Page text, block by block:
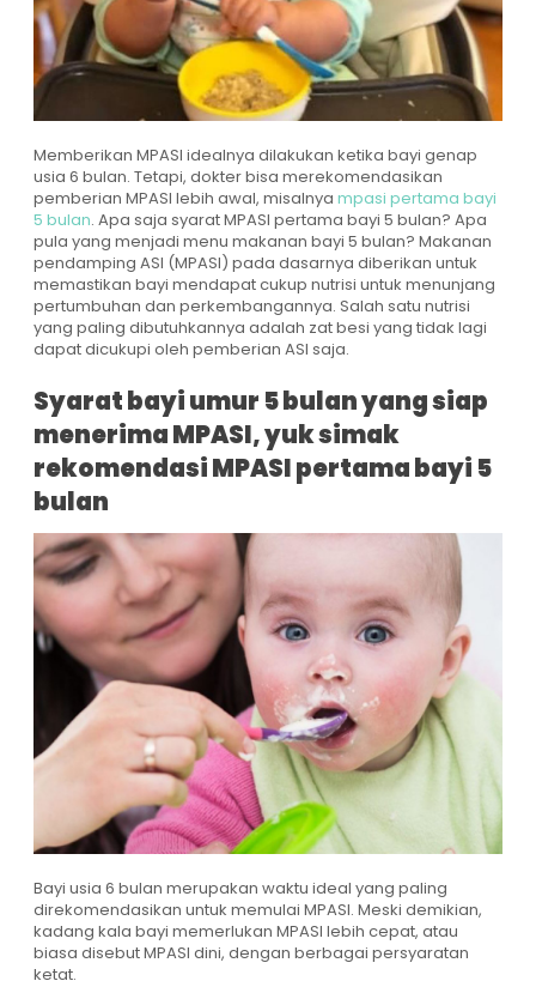
Memberikan MPASI idealnya dilakukan ketika bayi genap
usia 6 bulan. Tetapi, dokter bisa merekomendasikan
pemberian MPASI lebih awal, misalnya mpasi pertama bayi
5 bulan. Apa saja syarat MPASI pertama bayi 5 bulan? Apa
pula yang menjadi menu makanan bayi 5 bulan? Makanan
pendamping ASI (MPASI) pada dasarnya diberikan untuk
memastikan bayi mendapat cukup nutrisi untuk menunjang
pertumbuhan dan perkembangannya. Salah satu nutrisi
yang paling dibutuhkannya adalah zat besi yang tidak lagi
dapat dicukupi oleh pemberian ASI saja.
Syarat bayi umur 5 bulan yang siap
menerima MPASI, yuk simak
rekomendasi MPASI pertama bayi 5
bulan
Bayi usia 6 bulan merupakan waktu ideal yang paling
direkomendasikan untuk memulai MPASI. Meski demikian,
kadang kala bayi memerlukan MPASI lebih cepat, atau
biasa disebut MPASI dini, dengan berbagai persyaratan
ketat.